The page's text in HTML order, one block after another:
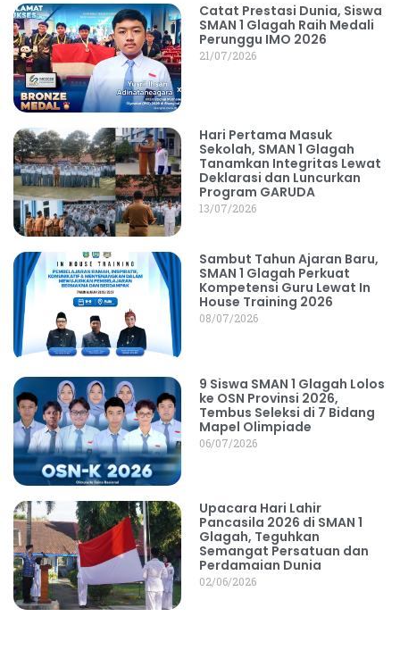
Catat Prestasi Dunia, Siswa
SMAN 1 Glagah Raih Medali
Perunggu IMO 2026
21/07/2026
Hari Pertama Masuk
Sekolah, SMAN 1 Glagah
Tanamkan Integritas Lewat
Deklarasi dan Luncurkan
Program GARUDA
13/07/2026
Sambut Tahun Ajaran Baru,
SMAN 1 Glagah Perkuat
Kompetensi Guru Lewat In
House Training 2026
08/07/2026
9 Siswa SMAN 1 Glagah Lolos
ke OSN Provinsi 2026,
Tembus Seleksi di 7 Bidang
Mapel Olimpiade
06/07/2026
Upacara Hari Lahir
Pancasila 2026 di SMAN 1
Glagah, Teguhkan
Semangat Persatuan dan
Perdamaian Dunia
02/06/2026